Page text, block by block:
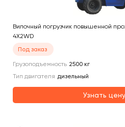
Вилочный погрузчик повышенной
4X2WD
Под заказ
Грузоподъемность 2500 кг
Тип двигателя дизельный
Узнать цену